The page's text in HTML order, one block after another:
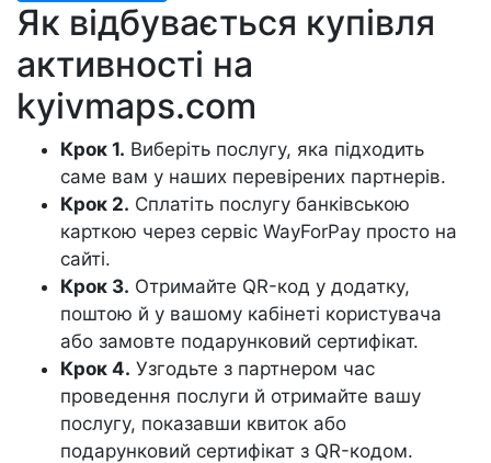
Як відбувається купівля
активності на
kyivmaps.com
Крок 1. Виберіть послугу, яка підходить
саме вам у наших перевірених партнерів.
Крок 2. Сплатіть послугу банківською
карткою через сервіс WayForPay просто на
сайті.
Крок 3. Отримайте QR-код у додатку,
поштою й у вашому кабінеті користувача
або замовте подарунковий сертифікат.
Крок 4. Узгодьте з партнером час
проведення послуги й отримайте вашу
послугу, показавши квиток або
подарунковий сертифікат з QR-кодом.